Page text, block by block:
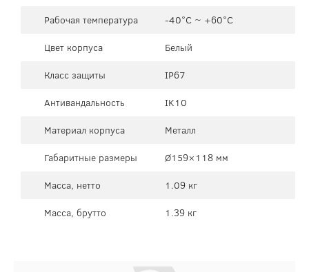
Рабочая температура
-40°C ~ +60°C
Цвет корпуса
Белый
Класс защиты
IP67
Антивандальность
IK10
Материал корпуса
Металл
Габаритные размеры
Ø159×118 мм
Масса, нетто
1.09 кг
Масса, брутто
1.39 кг